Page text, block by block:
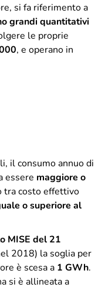
si fa riferimento a
grandi quantitativi
le proprie
, e operano in
il consumo annuo di
essere maggiore o
tra costo effettivo
o superiore al
MISE del 21
2018) la soglia per
è scesa a 1 GWh.
si è allineata a